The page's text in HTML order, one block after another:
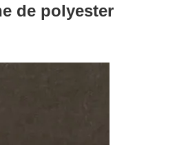
de polyester